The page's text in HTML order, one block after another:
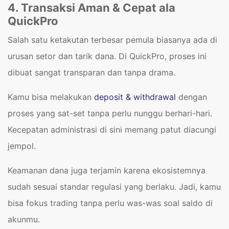
4. Transaksi Aman & Cepat ala
QuickPro
Salah satu ketakutan terbesar pemula biasanya ada di
urusan setor dan tarik dana. Di QuickPro, proses ini
dibuat sangat transparan dan tanpa drama.
Kamu bisa melakukan deposit & withdrawal dengan
proses yang sat-set tanpa perlu nunggu berhari-hari.
Kecepatan administrasi di sini memang patut diacungi
jempol.
Keamanan dana juga terjamin karena ekosistemnya
sudah sesuai standar regulasi yang berlaku. Jadi, kamu
bisa fokus trading tanpa perlu was-was soal saldo di
akunmu.